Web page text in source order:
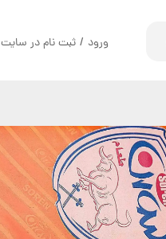
ورود / ثبت نام در سایت
سفارشات
خروج از حساب کاربری